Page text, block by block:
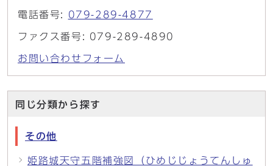
電話番号: 079-289-4877
ファクス番号: 079-289-4890
お問い合わせフォーム
同じ分類から探す
その他
姫路城天守五階補強図（ひめじじょうてんしゅ